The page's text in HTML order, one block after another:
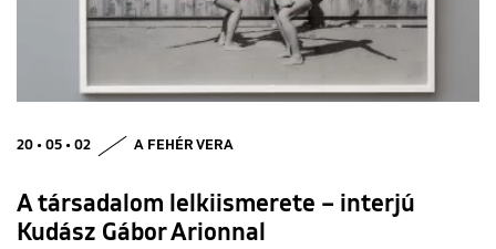
20 • 05 • 02 A FEHÉR VERA
A társadalom lelkiismerete – interjú
Kudász Gábor Arionnal